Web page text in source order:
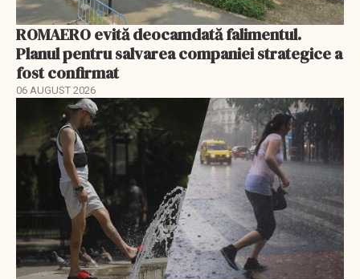
ROMAERO evită deocamdată falimentul.
Planul pentru salvarea companiei strategice a
fost confirmat
06 AUGUST 2026